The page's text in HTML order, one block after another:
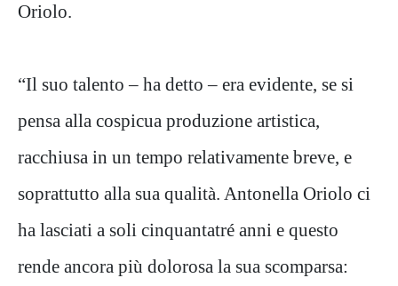
Oriolo.
“Il suo talento – ha detto – era evidente, se si
pensa alla cospicua produzione artistica,
racchiusa in un tempo relativamente breve, e
soprattutto alla sua qualità. Antonella Oriolo ci
ha lasciati a soli cinquantatré anni e questo
rende ancora più dolorosa la sua scomparsa: